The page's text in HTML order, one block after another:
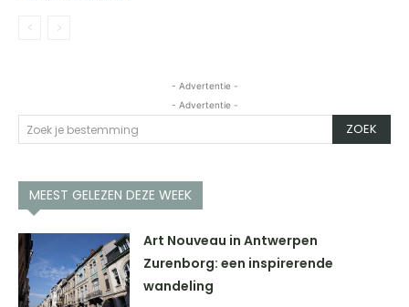
- Advertentie -
- Advertentie -
Zoek je bestemming ZOEK
MEEST GELEZEN DEZE WEEK
Art Nouveau in Antwerpen
Zurenborg: een inspirerende
wandeling